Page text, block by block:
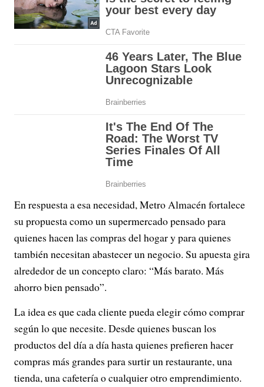
En respuesta a esa necesidad, Metro Almacén fortalece
su propuesta como un supermercado pensado para
quienes hacen las compras del hogar y para quienes
también necesitan abastecer un negocio. Su apuesta gira
alrededor de un concepto claro: “Más barato. Más
ahorro bien pensado”.
La idea es que cada cliente pueda elegir cómo comprar
según lo que necesite. Desde quienes buscan los
productos del día a día hasta quienes prefieren hacer
compras más grandes para surtir un restaurante, una
tienda, una cafetería o cualquier otro emprendimiento.